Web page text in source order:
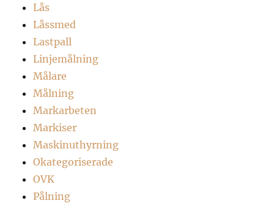
Lås
Låssmed
Lastpall
Linjemålning
Målare
Målning
Markarbeten
Markiser
Maskinuthyrning
Okategoriserade
OVK
Pålning